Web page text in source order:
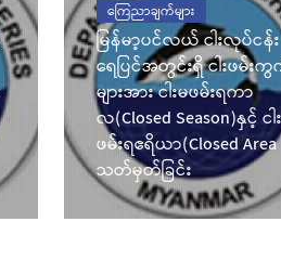
ကြေညာချက်များ
မြန်မာ့ပင်လယ် ငါးလုပ်ငန်း
ရေပြင်အတွင်းရှိ ငါးဖမ်း
များအား ငါးမဖမ်းရကာ
လ(Closed Season)နှင့် ငါ
ဖမ်းရဧရိယာ(Closed Area
သတ်မှတ်ခြင်း